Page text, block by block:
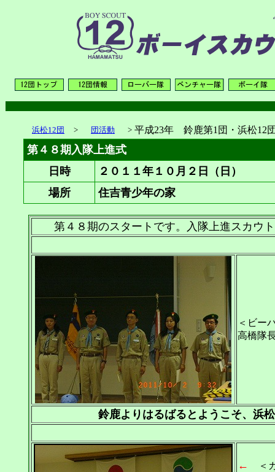
浜松12団 > 団活動 > 平成23年 鈴鹿第1団・浜松12
第４８期入隊上進式
日時
２０１１年１０月２日（日）
場所
住吉青少年の家
第４８期のスタートです。入隊上進スカウ
＜ビー
高橋隊
鈴鹿よりはるばるとようこそ、浜
←
＜